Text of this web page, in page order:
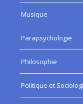
Musique
Parapsychologie
Philosophie
Politique et